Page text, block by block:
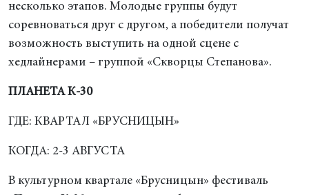
несколько этапов. Молодые группы будут
соревноваться друг с другом, а победители получат
возможность выступить на одной сцене с
хедлайнерами – группой «Скворцы Степанова».
ПЛАНЕТА К-30
ГДЕ: КВАРТАЛ «БРУСНИЦЫН»
КОГДА: 2-3 АВГУСТА
В культурном квартале «Брусницын» фестиваль